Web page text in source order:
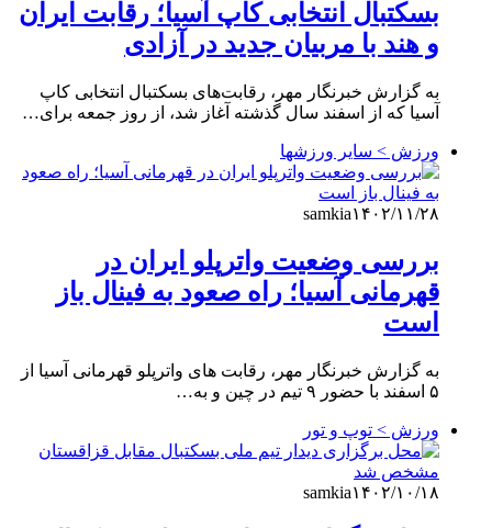
بسکتبال انتخابی کاپ آسیا؛ رقابت ایران
و هند با مربیان جدید در آزادی
به گزارش خبرنگار مهر، رقابت‌های بسکتبال انتخابی کاپ
آسیا که از اسفند سال گذشته آغاز شد، از روز جمعه برای…
ورزش > سایر ورزشها
samkia۱۴۰۲/۱۱/۲۸
بررسی وضعیت واترپلو ایران در
قهرمانی آسیا؛ راه صعود به فینال باز
است
به گزارش خبرنگار مهر، رقابت های واترپلو قهرمانی آسیا از
۵ اسفند با حضور ۹ تیم در چین و به…
ورزش > توپ و تور
samkia۱۴۰۲/۱۰/۱۸